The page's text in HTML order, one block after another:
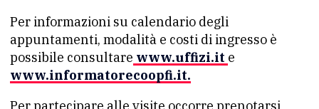
Per informazioni su calendario degli
appuntamenti, modalità e costi di ingresso è
possibile consultare www.uffizi.it e
www.informatorecoopfi.it.